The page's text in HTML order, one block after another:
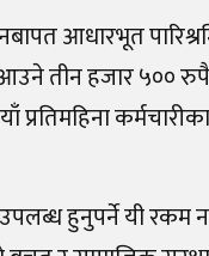
आधारभूत
तीन हजार ५००
प्रतिमहिना
हुनुपर्ने यी रकम